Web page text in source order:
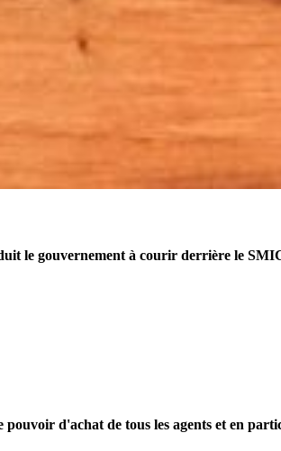
grade (échelons 1 à 5) et du deuxième
indiciaires au
Le décret a
le gouvernement à courir derrière le
d'achat de tous les agents et en